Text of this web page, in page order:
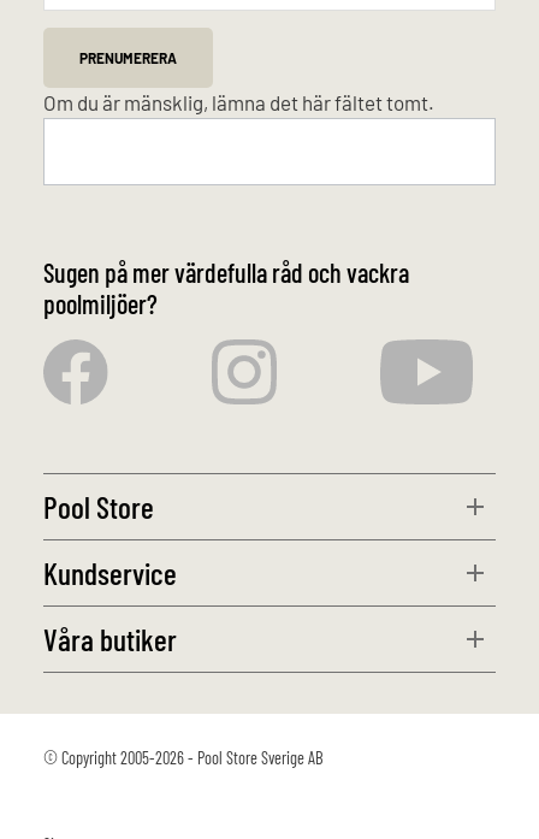
PRENUMERERA
Om du är mänsklig, lämna det här fältet tomt.
Sugen på mer värdefulla råd och vackra
poolmiljöer?
Pool Store
Kundservice
Våra butiker
© Copyright 2005-2026 - Pool Store Sverige AB